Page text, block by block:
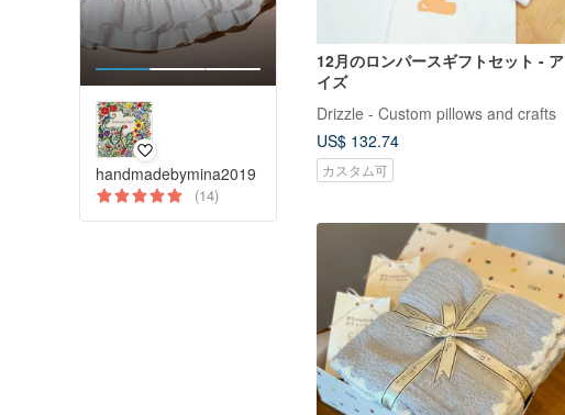
handmadebymina2019
(14)
12月のロンパースギフトセット - ア
イズ
Drizzle - Custom pillows and crafts
US$ 132.74
カスタム可